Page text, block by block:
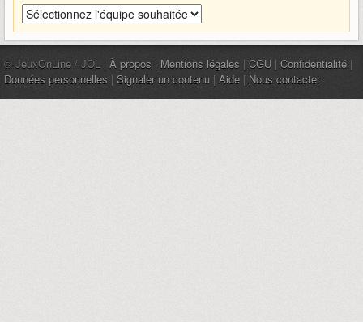
© JeuxOnLine / JOL | À propos | Mentions légales | CGU | Confidentialité |
Données personnelles | Signaler un contenu | Aide | Nous contacter